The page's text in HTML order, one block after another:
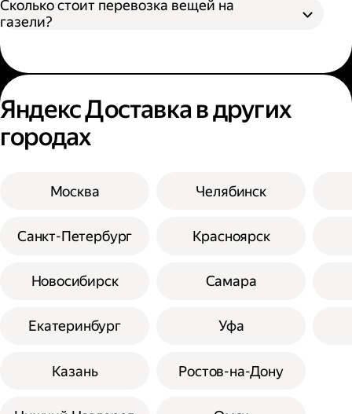
Сколько стоит перевозка вещей на
газели?
Яндекс Доставка в других
городах
Москва
Санкт-Петербург
Новосибирск
Екатеринбург
Казань
Челябинск
Красноярск
Самара
Уфа
Ростов-на-Дону